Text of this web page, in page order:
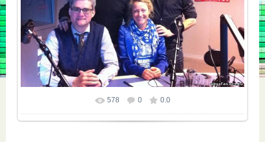
Размер фотографии: 720x537
578 0 0.0